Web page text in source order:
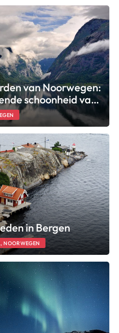
van Noorwegen:
schoonheid van
in Bergen
NOORWEGEN